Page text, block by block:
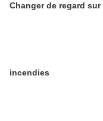
Changer de regard
incendies